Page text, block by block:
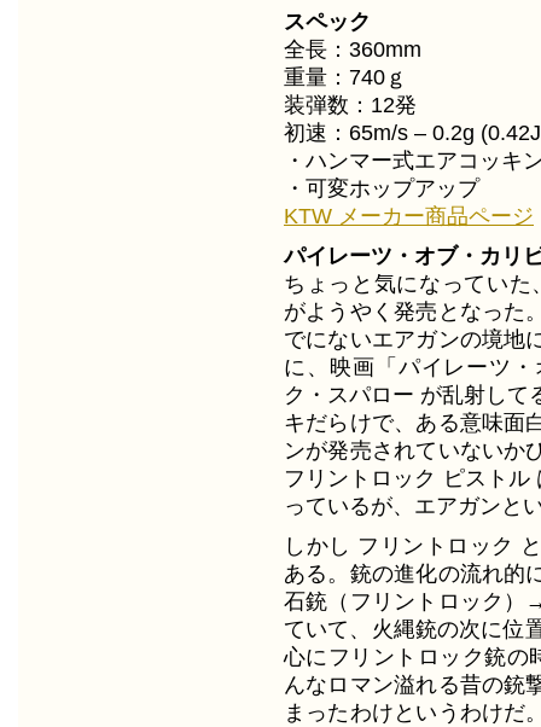
スペック
全長：360mm
重量：740ｇ
装弾数：12発
初速：65m/s – 0.2g
・ハンマー式エアコッキ
・可変ホップアップ
KTW メーカー商品ページ
パイレーツ・オブ・カリ
ちょっと気になってい
がようやく発売となった
でにないエアガンの境地
に、映画「パイレーツ
ク・スパロー が乱射して
キだらけで、ある意味面
ンが発売されていないか
フリントロック ピスト
っているが、エアガンと
しかし フリントロック
ある。銃の進化の流れ的
石銃（フリントロック）
ていて、火縄銃の次に位
心にフリントロック銃の
んなロマン溢れる昔の銃
まったわけというわけだ